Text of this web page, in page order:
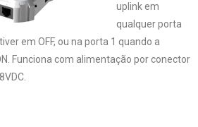
uplink em
qualquer porta
em OFF, ou na porta 1 quando a
Funciona com alimentação por conector